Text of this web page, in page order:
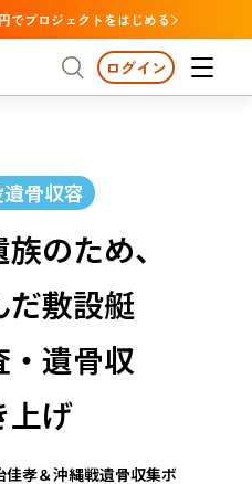
でプロジェクトをはじめる
注目
国際協力
人権・マイノリティ
中部
近畿
い
い
子ども・教育
ノリティ
ログイン
骨収容
のため、
だ敷設艇
・遺骨収
上げ
孝＆沖縄戦遺骨収集ボ